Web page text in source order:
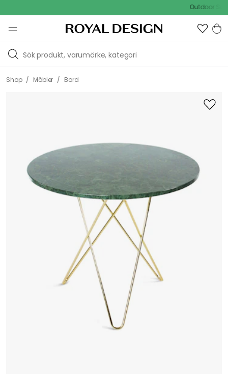
Outdoor Sale -
Shop / Möbler / Bord